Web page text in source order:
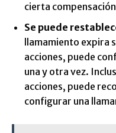
cierta
Se puede
llamamiento expira
acciones, puede
una y otra vez.
acciones, puede
configurar una